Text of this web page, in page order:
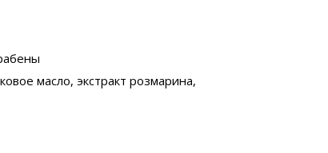
масло, экстракт розмарина,